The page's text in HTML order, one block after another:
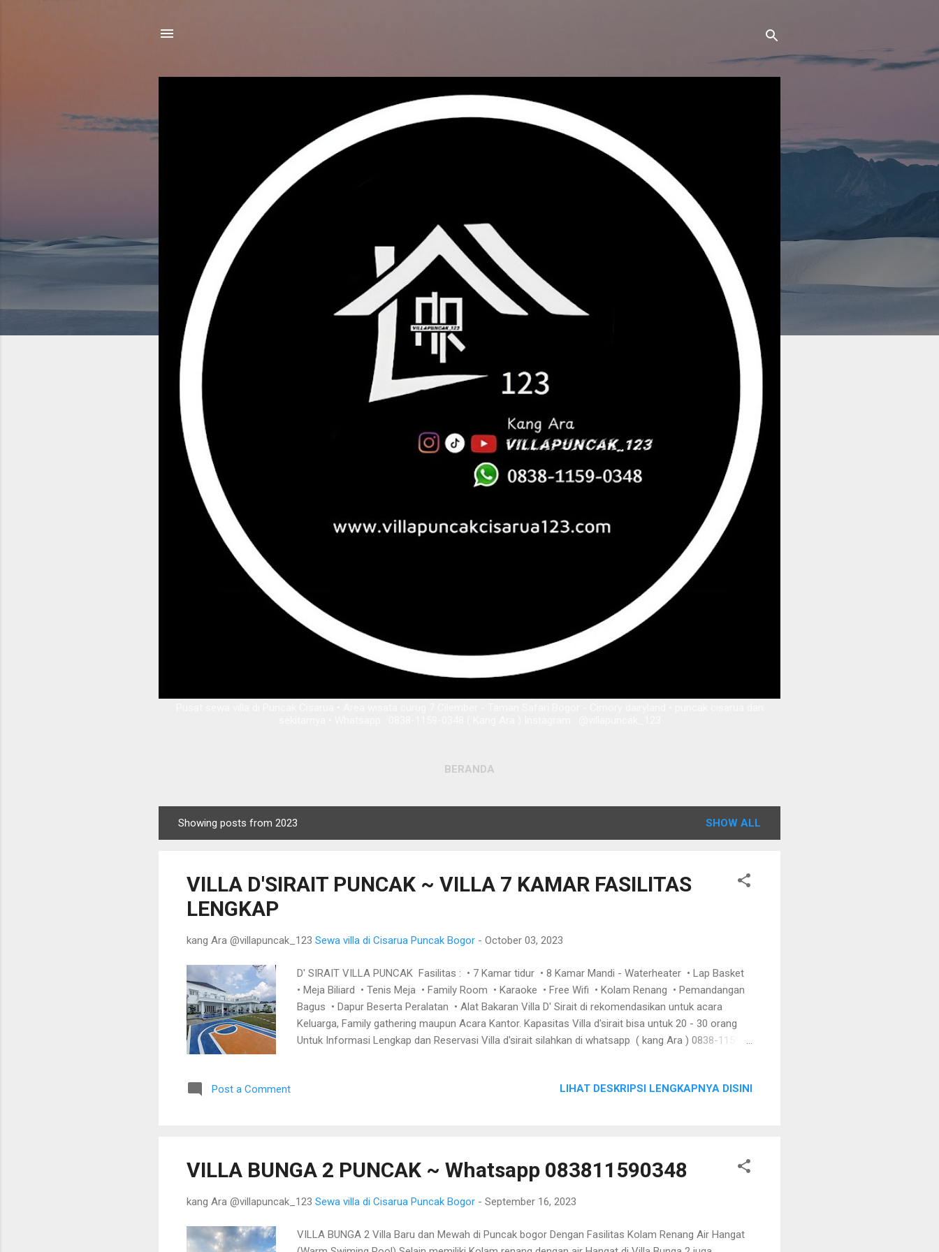
BERANDA
Showing posts from 2023 SHOW ALL
VILLA D'SIRAIT PUNCAK ~ VILLA 7 KAMAR FASILITAS
LENGKAP
kang Ara @villapuncak_123 Sewa villa di Cisarua Puncak Bogor - October 03, 2023
D' SIRAIT VILLA PUNCAK Fasilitas : • 7 Kamar tidur • 8 Kamar Mandi - Waterheater • Lap Basket
• Meja Biliard • Tenis Meja • Family Room • Karaoke • Free Wifi • Kolam Renang • Pemandangan
Bagus • Dapur Beserta Peralatan • Alat Bakaran Villa D' Sirait di rekomendasikan untuk acara
Keluarga, Family gathering maupun Acara Kantor. Kapasitas Villa d'sirait bisa untuk 20 - 30 orang
Untuk Informasi Lengkap dan Reservasi Villa d'sirait silahkan di whatsapp ( kang Ara ) 0838-1159-
Post a Comment LIHAT DESKRIPSI LENGKAPNYA DISINI
VILLA BUNGA 2 PUNCAK ~ Whatsapp 083811590348
kang Ara @villapuncak_123 Sewa villa di Cisarua Puncak Bogor - September 16, 2023
VILLA BUNGA 2 Villa Baru dan Mewah di Puncak bogor Dengan Fasilitas Kolam Renang Air Hangat